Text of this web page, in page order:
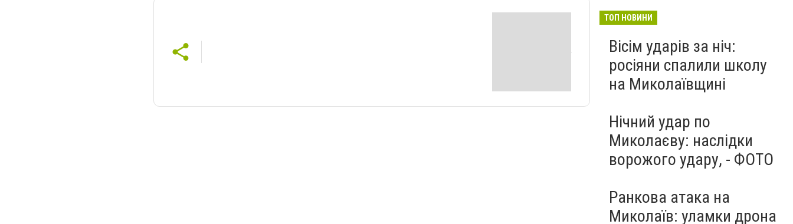
ТОП НОВИНИ
Вісім ударів за ніч:
росіяни спалили школу
на Миколаївщині
Нічний удар по
Миколаєву: наслідки
ворожого удару, - ФОТО
Ранкова атака на
Миколаїв: уламки дрона